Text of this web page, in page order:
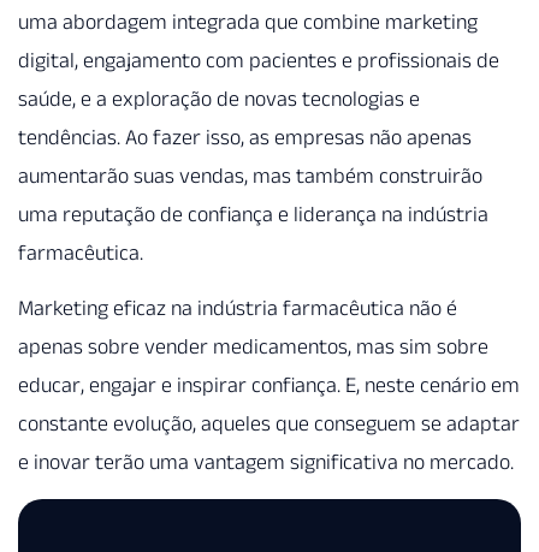
uma abordagem integrada que combine marketing
digital, engajamento com pacientes e profissionais de
saúde, e a exploração de novas tecnologias e
tendências. Ao fazer isso, as empresas não apenas
aumentarão suas vendas, mas também construirão
uma reputação de confiança e liderança na indústria
farmacêutica.
Marketing eficaz na indústria farmacêutica não é
apenas sobre vender medicamentos, mas sim sobre
educar, engajar e inspirar confiança. E, neste cenário em
constante evolução, aqueles que conseguem se adaptar
e inovar terão uma vantagem significativa no mercado.